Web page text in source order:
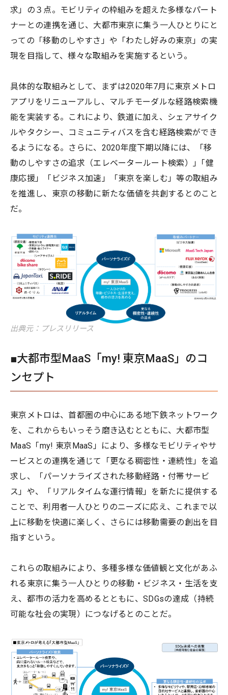
求」の３点。モビリティの枠組みを超えた多様なパート
ナーとの連携を通じ、大都市東京に集う一人ひとりにと
っての「移動のしやすさ」や「わたし好みの東京」の実
現を目指して、様々な取組みを実施するという。
具体的な取組みとして、まずは2020年7月に東京メトロ
アプリをリニューアルし、マルチモーダルな経路検索機
能を実装する。これにより、鉄道に加え、シェアサイク
ルやタクシー、コミュニティバスを含む経路検索ができ
るようになる。さらに、2020年度下期以降には、「移
動のしやすさの追求（エレベータールート検索）｣「健
康応援」「ビジネス加速」「東京を楽しむ」等の取組み
を推進し、東京の移動に新たな価値を共創するとのこと
だ。
出典元：プレスリリース
■大都市型MaaS「my! 東京MaaS」のコ
ンセプト
東京メトロは、首都圏の中心にある地下鉄ネットワーク
を、これからもいっそう磨き込むとともに、大都市型
MaaS「my! 東京MaaS」により、多様なモビリティやサ
ービスとの連携を通じて「更なる稠密性・連続性」を追
求し、「パーソナライズされた移動経路・付帯サービ
ス」や、「リアルタイムな運行情報」を新たに提供する
ことで、利用者一人ひとりのニーズに応え、これまで以
上に移動を快適に楽しく、さらには移動需要の創出を目
指すという。
これらの取組みにより、多種多様な価値観と文化があふ
れる東京に集う一人ひとりの移動・ビジネス・生活を支
え、都市の活力を高めるとともに、SDGsの達成（持続
可能な社会の実現）につなげるとのことだ。